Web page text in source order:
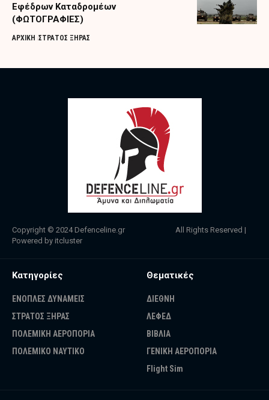
Εφέδρων Καταδρομέων
(ΦΩΤΟΓΡΑΦΙΕΣ)
ΑΡΧΙΚΗ ΣΤΡΑΤΟΣ ΞΗΡΑΣ
Copyright © 2024 Defenceline.gr All Rights Reserved |
Powered by itcluster
Κατηγορίες
ΕΝΟΠΛΕΣ ΔΥΝΑΜΕΙΣ
ΣΤΡΑΤΟΣ ΞΗΡΑΣ
ΠΟΛΕΜΙΚΗ ΑΕΡΟΠΟΡΙΑ
ΠΟΛΕΜΙΚΟ ΝΑΥΤΙΚΟ
Θεματικές
ΔΙΕΘΝΗ
ΛΕΦΕΔ
ΒΙΒΛΙΑ
ΓΕΝΙΚΗ ΑΕΡΟΠΟΡΙΑ
Flight Sim